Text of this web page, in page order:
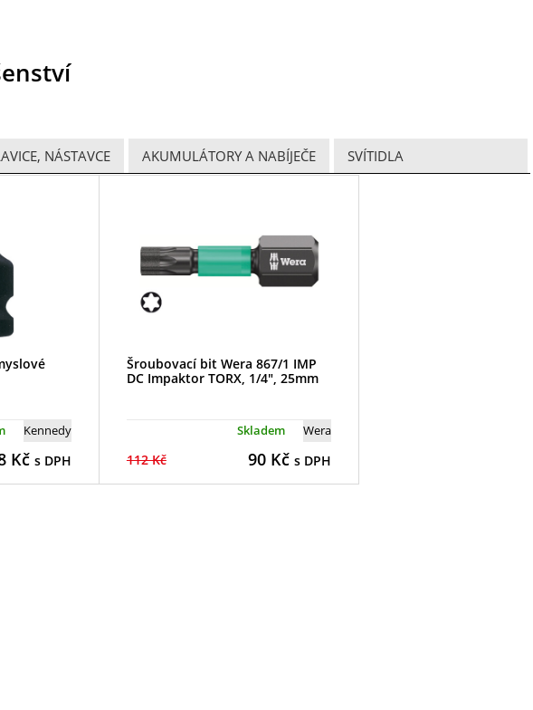
NÁSTAVCE AKUMULÁTORY A NABÍJEČE SVÍTIDLA
Kennedy
Kč s DPH
Šroubovací bit Wera 867/1 IMP
DC Impaktor TORX, 1/4", 25mm
Wera
Skladem
112 Kč 90Kč s DPH